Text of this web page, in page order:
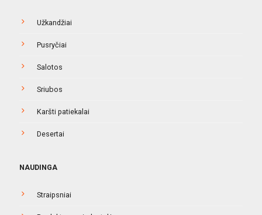
Užkandžiai
Pusryčiai
Salotos
Sriubos
Karšti patiekalai
Desertai
NAUDINGA
Straipsniai